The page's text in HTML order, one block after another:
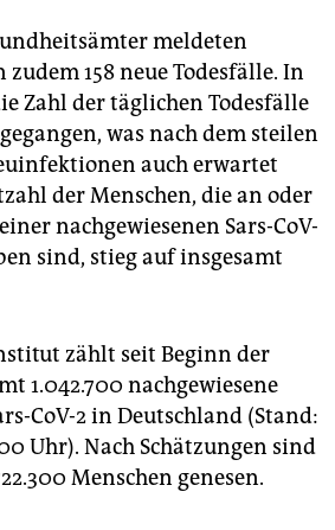
meldeten
158 neue Todesfälle. In
Zahl der täglichen Todesfälle
was nach dem steilen
auch erwartet
der Menschen, die an oder
nachgewiesenen Sars-CoV-
sind, stieg auf insgesamt
zählt seit Beginn der
1.042.700 nachgewiesene
CoV-2 in Deutschland (Stand:
Uhr). Nach Schätzungen sind
Menschen genesen.